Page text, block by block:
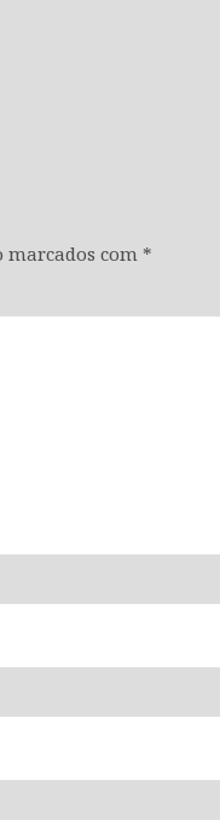
marcados com *